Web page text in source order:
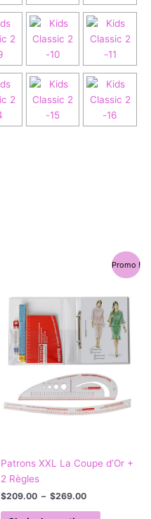
Promo !
Patrons XXL La Coupe d’Or +
2 Règles
$209.00 – $269.00
$269.00
Ce
produit
plusieurs
variations.
Les
options
être
choisies
sur
du